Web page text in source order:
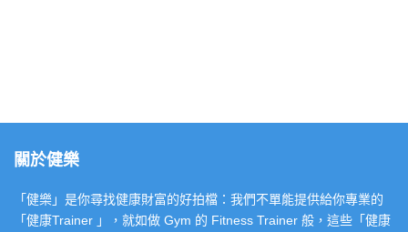
關於健樂
「健樂」是你尋找健康財富的好拍檔：我們不單能提供給你專業的
「健康Trainer 」，就如做 Gym 的 Fitness Trainer 般，這些「健康